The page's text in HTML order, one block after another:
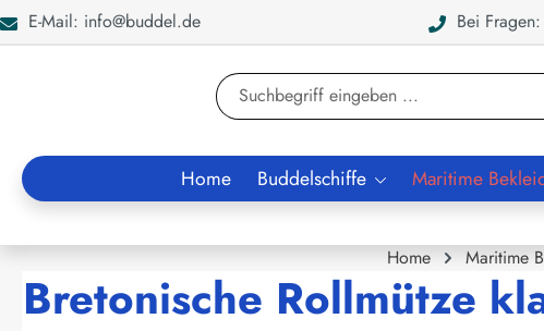
Zur Suche springen
E-Mail: info@buddel.de Bei
Home Buddelschiffe Maritime
Home Maritime
Bretonische Rollmütze